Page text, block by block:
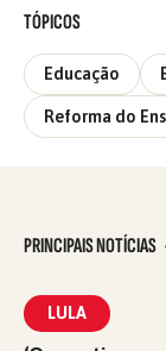
TÓPICOS
Educação
Reforma do
PRINCIPAIS NOTÍCIAS
LULA